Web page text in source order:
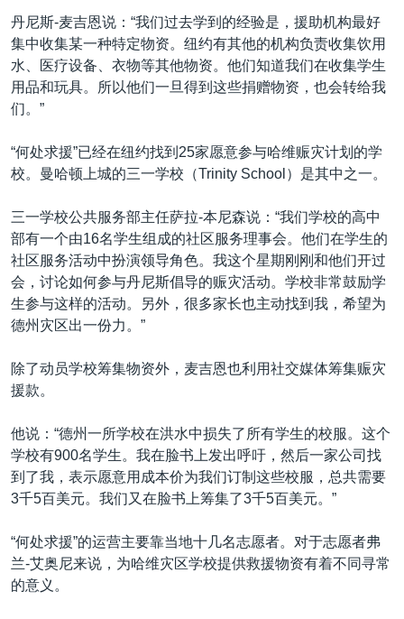
丹尼斯-麦吉恩说：“我们过去学到的经验是，援助机构最好
集中收集某一种特定物资。纽约有其他的机构负责收集饮用
水、医疗设备、衣物等其他物资。他们知道我们在收集学生
用品和玩具。所以他们一旦得到这些捐赠物资，也会转给我
们。”
“何处求援”已经在纽约找到25家愿意参与哈维赈灾计划的学
校。曼哈顿上城的三一学校（Trinity School）是其中之一。
三一学校公共服务部主任萨拉-本尼森说：“我们学校的高中
部有一个由16名学生组成的社区服务理事会。他们在学生的
社区服务活动中扮演领导角色。我这个星期刚刚和他们开过
会，讨论如何参与丹尼斯倡导的赈灾活动。学校非常鼓励学
生参与这样的活动。另外，很多家长也主动找到我，希望为
德州灾区出一份力。”
除了动员学校筹集物资外，麦吉恩也利用社交媒体筹集赈灾
援款。
他说：“德州一所学校在洪水中损失了所有学生的校服。这个
学校有900名学生。我在脸书上发出呼吁，然后一家公司找
到了我，表示愿意用成本价为我们订制这些校服，总共需要
3千5百美元。我们又在脸书上筹集了3千5百美元。”
“何处求援”的运营主要靠当地十几名志愿者。对于志愿者弗
兰-艾奥尼来说，为哈维灾区学校提供救援物资有着不同寻常
的意义。